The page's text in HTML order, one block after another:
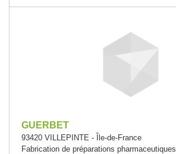
GUERBET
93420 VILLEPINTE - Île-de-France
Fabrication de préparations pharmaceutiques